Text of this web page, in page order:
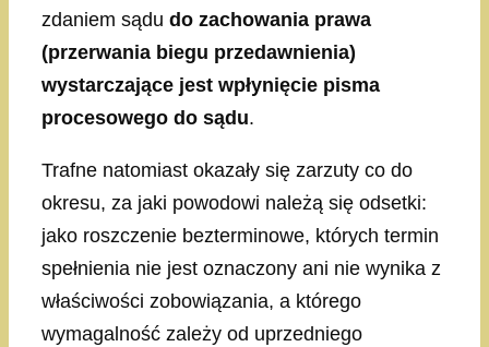
zdaniem sądu do zachowania prawa
(przerwania biegu przedawnienia)
wystarczające jest wpłynięcie pisma
procesowego do sądu.
Trafne natomiast okazały się zarzuty co do
okresu, za jaki powodowi należą się odsetki:
jako roszczenie bezterminowe, których termin
spełnienia nie jest oznaczony ani nie wynika z
właściwości zobowiązania, a którego
wymagalność zależy od uprzedniego